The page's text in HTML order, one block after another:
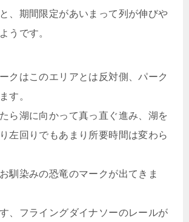
、期間限定があいまって列が伸びや
うです。
クはこのエリアとは反対側、パーク
す。
ら湖に向かって真っ直ぐ進み、湖を
左回りでもあまり所要時間は変わら
馴染みの恐竜のマークが出てきま
、フライングダイナソーのレールが